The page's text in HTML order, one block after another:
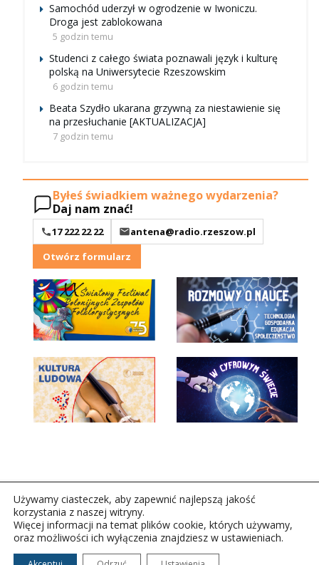
Samochód uderzył w ogrodzenie w Iwoniczu.
Droga jest zablokowana
5 godzin temu
Studenci z całego świata poznawali język i kulturę
polską na Uniwersytecie Rzeszowskim
6 godzin temu
Beata Szydło ukarana grzywną za niestawienie się
na przesłuchanie [AKTUALIZACJA]
7 godzin temu
Byłeś świadkiem ważnego wydarzenia?
Daj nam znać!
17 222 22 22
antena@radio.rzeszow.pl
Otwórz formularz
Copyright © 2026Polskie Radio Rzeszów S.A. w likwidacj.
Wszelkie prawa zastrzeżone.
Używamy ciasteczek, aby zapewnić najlepszą jakość
korzystania z naszej witryny.
Więcej informacji na temat plików cookie, których używamy,
oraz możliwości ich wyłączenia znajdziesz w ustawieniach.